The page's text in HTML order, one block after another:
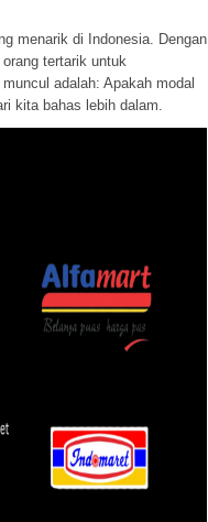
menarik di Indonesia. Dengan
tertarik untuk
adalah: Apakah modal
kita bahas lebih dalam.